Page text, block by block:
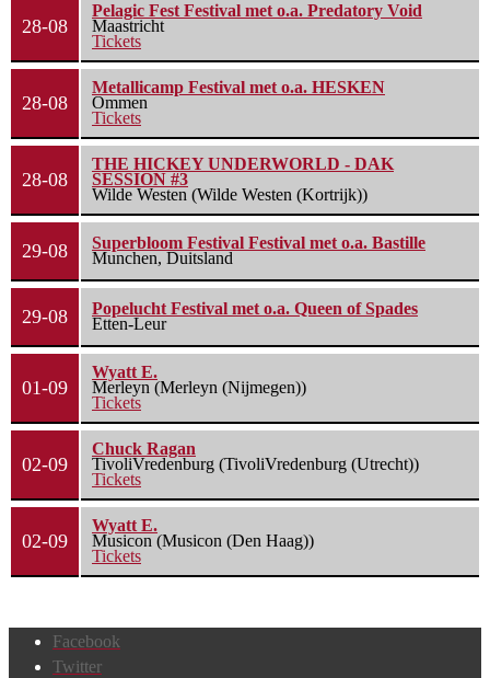
28-08
Pelagic Fest Festival met o.a. Predatory Void
Maastricht
Tickets
28-08
Metallicamp Festival met o.a. HESKEN
Ommen
Tickets
28-08
THE HICKEY UNDERWORLD - DAK
SESSION #3
Wilde Westen (Wilde Westen (Kortrijk))
29-08
Superbloom Festival Festival met o.a. Bastille
Munchen, Duitsland
29-08
Popelucht Festival met o.a. Queen of Spades
Etten-Leur
01-09
Wyatt E.
Merleyn (Merleyn (Nijmegen))
Tickets
02-09
Chuck Ragan
TivoliVredenburg (TivoliVredenburg (Utrecht))
Tickets
02-09
Wyatt E.
Musicon (Musicon (Den Haag))
Tickets
Facebook
Twitter